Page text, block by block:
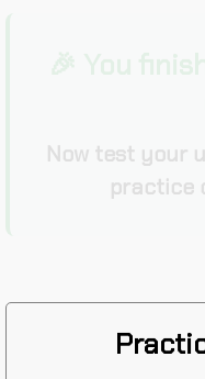
Now test your
practice